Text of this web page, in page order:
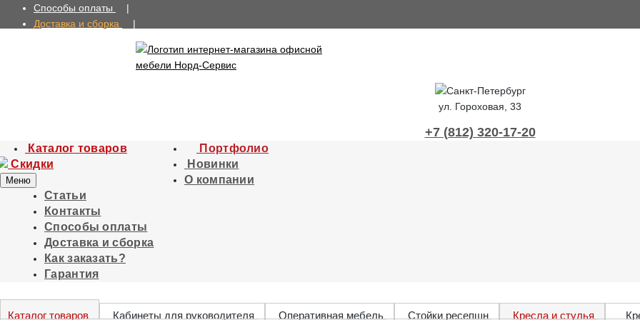
Способы оплаты
|
Доставка и сборка
|
Санкт-Петербург
ул. Гороховая, 33
+7 (812) 320-17-20
Каталог товаров
Скидки
Меню
Портфолио
Новинки
О компании
Статьи
Контакты
Способы оплаты
Доставка и сборка
Как заказать?
Гарантия
Каталог товаров Кабинеты для руководителя Оперативная мебель Стойки ресепшн Кресла и стулья